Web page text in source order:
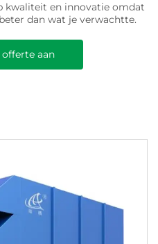
kwaliteit en innovatie omdat
dan wat je verwachtte.
offerte aan